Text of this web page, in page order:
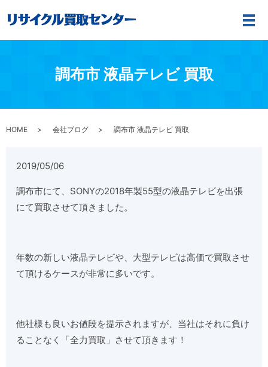
メ
調布市 液晶テレビ 買取
HOME 会社ブログ 調布市 液晶テレビ 買取
2019/05/06
調布市にて、SONYの2018年製55型の液晶テレビを出張
にて買取させて頂きました。
年数の新しい液晶テレビや、大型テレビは高価で買取させ
て頂けるケースが非常に多いです。
他社様も良いお値段を提示されますが、当社はそれに負け
ることなく「全力買取」させて頂きます！